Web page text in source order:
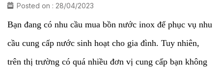
Posted on : 28/04/2023
Bạn đang có nhu cầu mua bồn nước inox để phục vụ nhu
cầu cung cấp nước sinh hoạt cho gia đình. Tuy nhiên,
trên thị trường có quá nhiều đơn vị cung cấp bạn không